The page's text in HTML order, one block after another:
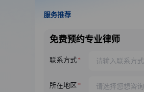
服务推荐
免费预约专业律师
联系方式
所在地区